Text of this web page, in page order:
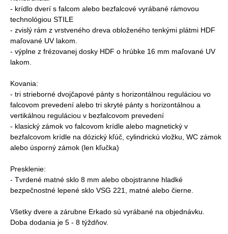
- krídlo dverí s falcom alebo bezfalcové vyrábané rámovou
technológiou STILE
- zvislý rám z vrstveného dreva obloženého tenkými plátmi HDF
maľované UV lakom.
- výplne z frézovanej dosky HDF o hrúbke 16 mm maľované UV
lakom.
Kovania:
- tri strieborné dvojčapové pánty s horizontálnou reguláciou vo
falcovom prevedení alebo tri skryté pánty s horizontálnou a
vertikálnou reguláciou v bezfalcovom prevedení
- klasický zámok vo falcovom krídle alebo magnetický v
bezfalcovom krídle na dózický kľúč, cylindrickú vložku, WC zámok
alebo úsporný zámok (len kľučka)
Presklenie:
- Tvrdené matné sklo 8 mm alebo obojstranne hladké
bezpečnostné lepené sklo VSG 221, matné alebo čierne.
Všetky dvere a zárubne Erkado sú vyrábané na objednávku.
Doba dodania je 5 - 8 týždňov.